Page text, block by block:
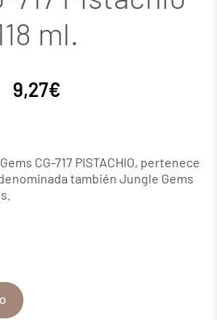
ml.
9,27€
CG-717 PISTACHIO, pertenece
también Jungle Gems